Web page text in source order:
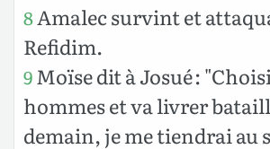
8Amalec survint et
Refidim.
9Moïse dit à Josué :
hommes et va livrer
demain, je me tiendrai au